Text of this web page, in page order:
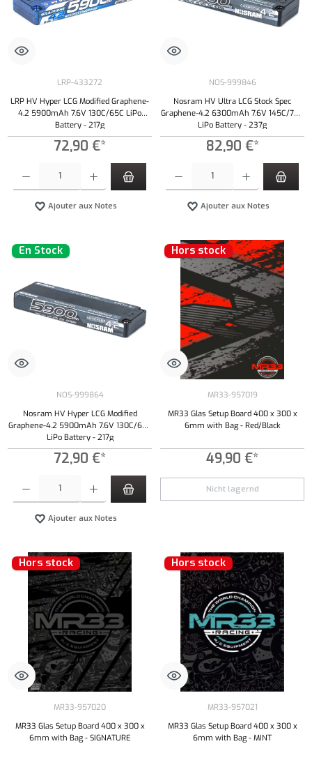
LRP-433272
LRP HV Hyper LCG Modified Graphene-
4.2 5900mAh 7.6V 130C/65C LiPo
Battery - 217g
72,90 €*
Ajouter aux Notes
NOS-999846
Nosram HV Ultra LCG Stock Spec
Graphene-4.2 6300mAh 7.6V 145C/70C
LiPo Battery - 237g
82,90 €*
Ajouter aux Notes
En Stock
NOS-999864
Nosram HV Hyper LCG Modified
Graphene-4.2 5900mAh 7.6V 130C/65C
LiPo Battery - 217g
72,90 €*
Quantité de produit : Entrez la quantité souhaitée ou utilisez les boutons pour augmenter
Ajouter aux Notes
Hors stock
MR33-957019
MR33 Glas Setup Board 400 x 300 x
6mm with Bag - Red/Black
49,90 €*
Nicht lagernd
Hors stock
MR33-957020
MR33 Glas Setup Board 400 x 300 x
6mm with Bag - SIGNATURE
Hors stock
MR33-957021
MR33 Glas Setup Board 400 x 300 x
6mm with Bag - MINT